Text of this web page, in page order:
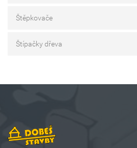
Štěpkovače
Štípačky dřeva